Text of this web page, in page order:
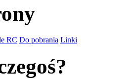
RC Do pobrania Linki